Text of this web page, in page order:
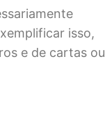
isso,
e de cartas ou